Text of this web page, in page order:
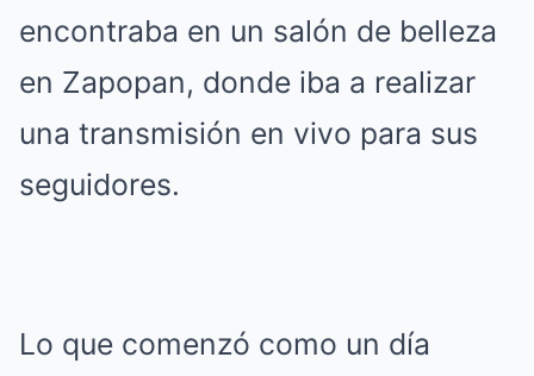
encontraba en un salón de belleza
en Zapopan, donde iba a realizar
una transmisión en vivo para sus
seguidores.
Lo que comenzó como un día